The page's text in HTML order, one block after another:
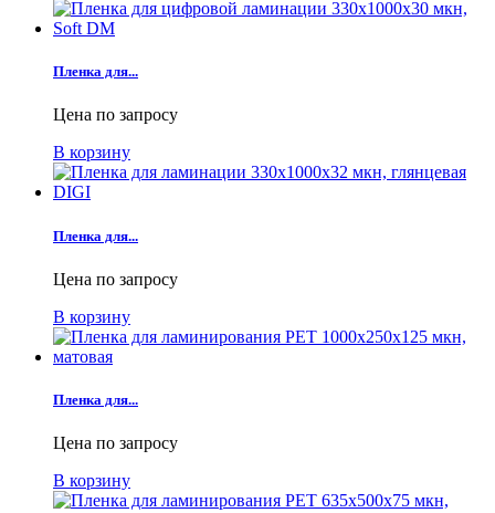
Пленка для...
Цена по запросу
В корзину
Пленка для...
Цена по запросу
В корзину
Пленка для...
Цена по запросу
В корзину